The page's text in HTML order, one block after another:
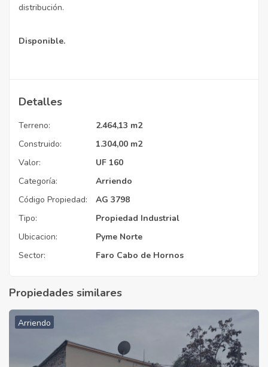
distribución.
Disponible.
Detalles
Terreno:
2.464,13 m2
Construido:
1.304,00 m2
Valor:
UF 160
Categoría:
Arriendo
Código Propiedad:
AG 3798
Tipo:
Propiedad Industrial
Ubicacion:
Pyme Norte
Sector:
Faro Cabo de Hornos
Propiedades similares
Arriendo